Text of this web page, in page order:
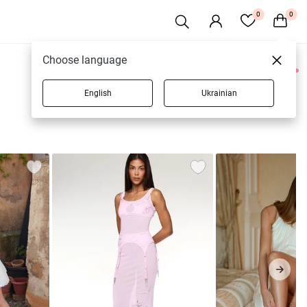
0 0
0 товаров
Choose language
English Ukrainian